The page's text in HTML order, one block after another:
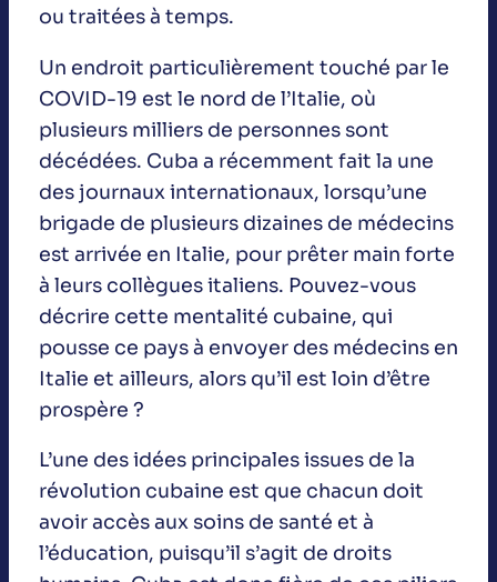
ou traitées à temps.
Un endroit particulièrement touché par le
COVID-19 est le nord de l’Italie, où
plusieurs milliers de personnes sont
décédées. Cuba a récemment fait la une
des journaux internationaux, lorsqu’une
brigade de plusieurs dizaines de médecins
est arrivée en Italie, pour prêter main forte
à leurs collègues italiens. Pouvez-vous
décrire cette mentalité cubaine, qui
pousse ce pays à envoyer des médecins en
Italie et ailleurs, alors qu’il est loin d’être
prospère ?
L’une des idées principales issues de la
révolution cubaine est que chacun doit
avoir accès aux soins de santé et à
l’éducation, puisqu’il s’agit de droits